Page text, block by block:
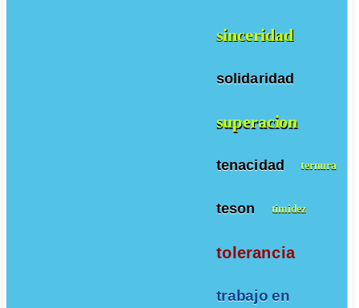
sinceridad
solidaridad
superacion
tenacidad ternura
teson timidez
tolerancia
trabajo en